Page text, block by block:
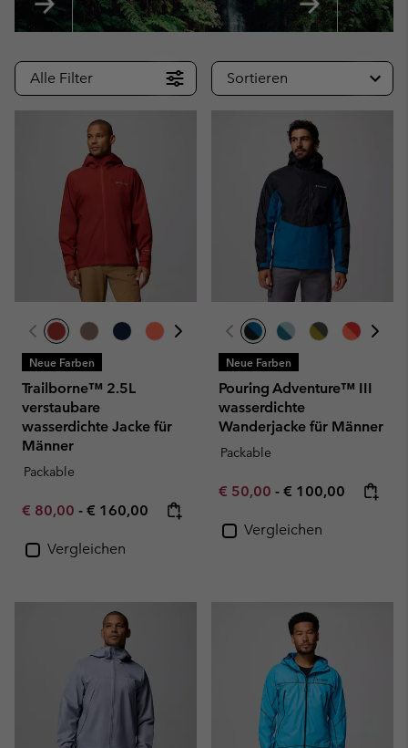
Alle Filter Sortieren
Neue Farben
Trailborne™ 2.5L
verstaubare
wasserdichte Jacke für
Männer
Packable
Minimum sale price:
€ 80,00 - Maximum price:
€ 160,00
Vergleichen
Neue Farben
Pouring Adventure™ III
wasserdichte
Wanderjacke für Männer
Packable
Minimum sale price:
€ 50,00 - Maximum price:
€ 100,00
Vergleichen